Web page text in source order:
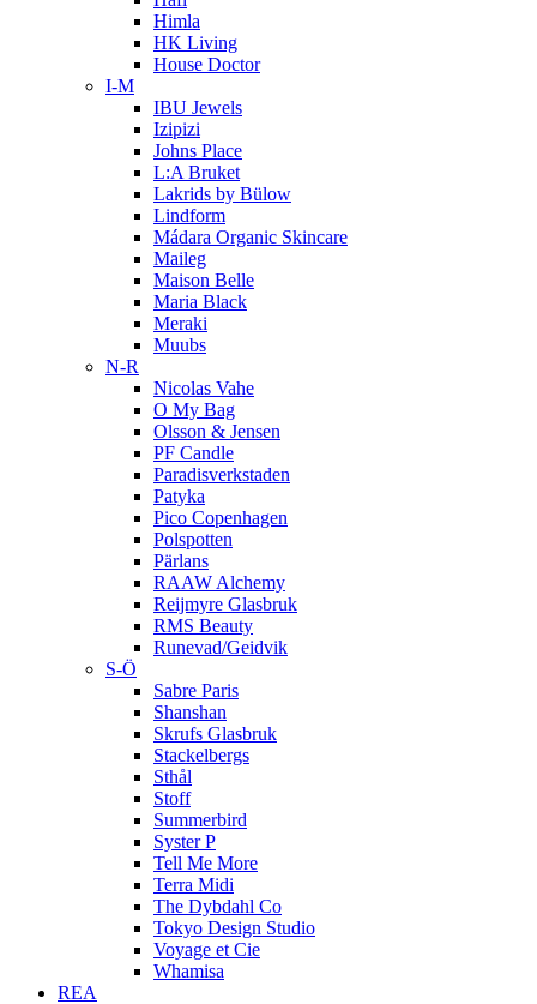
Himla
HK Living
House Doctor
I-M
IBU Jewels
Izipizi
Johns Place
L:A Bruket
Lakrids by Bülow
Lindform
Mádara Organic Skincare
Maileg
Maison Belle
Maria Black
Meraki
Muubs
N-R
Nicolas Vahe
O My Bag
Olsson & Jensen
PF Candle
Paradisverkstaden
Patyka
Pico Copenhagen
Polspotten
Pärlans
RAAW Alchemy
Reijmyre Glasbruk
RMS Beauty
Runevad/Geidvik
S-Ö
Sabre Paris
Shanshan
Skrufs Glasbruk
Stackelbergs
Sthål
Stoff
Summerbird
Syster P
Tell Me More
Terra Midi
The Dybdahl Co
Tokyo Design Studio
Voyage et Cie
Whamisa
REA